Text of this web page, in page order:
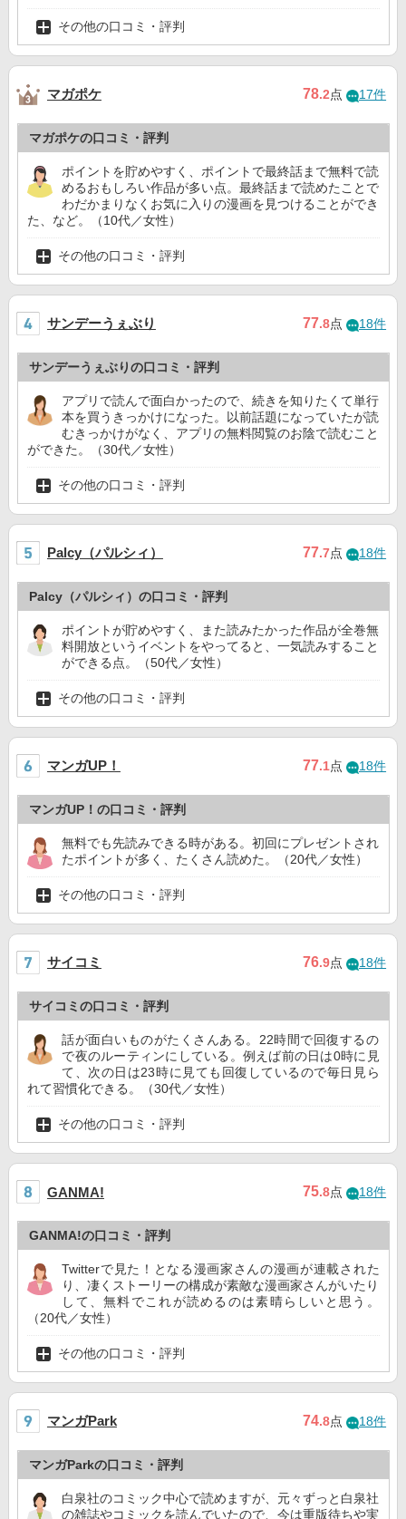
その他の口コミ・評判
マガポケ 78.2点 17件
マガポケの口コミ・評判
ポイントを貯めやすく、ポイントで最終話まで無料で読
めるおもしろい作品が多い点。最終話まで読めたことで
わだかまりなくお気に入りの漫画を見つけることができ
た、など。（10代／女性）
その他の口コミ・評判
サンデーうぇぶり 77.8点 18件
サンデーうぇぶりの口コミ・評判
アプリで読んで面白かったので、続きを知りたくて単行
本を買うきっかけになった。以前話題になっていたが読
むきっかけがなく、アプリの無料閲覧のお陰で読むこと
ができた。（30代／女性）
その他の口コミ・評判
Palcy（パルシィ） 77.7点 18件
Palcy（パルシィ）の口コミ・評判
ポイントが貯めやすく、また読みたかった作品が全巻無
料開放というイベントをやってると、一気読みすること
ができる点。（50代／女性）
その他の口コミ・評判
マンガUP！ 77.1点 18件
マンガUP！の口コミ・評判
無料でも先読みできる時がある。初回にプレゼントされ
たポイントが多く、たくさん読めた。（20代／女性）
その他の口コミ・評判
サイコミ 76.9点 18件
サイコミの口コミ・評判
話が面白いものがたくさんある。22時間で回復するの
で夜のルーティンにしている。例えば前の日は0時に見
て、次の日は23時に見ても回復しているので毎日見ら
れて習慣化できる。（30代／女性）
その他の口コミ・評判
GANMA! 75.8点 18件
GANMA!の口コミ・評判
Twitterで見た！となる漫画家さんの漫画が連載された
り、凄くストーリーの構成が素敵な漫画家さんがいたり
して、無料でこれが読めるのは素晴らしいと思う。
（20代／女性）
その他の口コミ・評判
マンガPark 74.8点 18件
マンガParkの口コミ・評判
白泉社のコミック中心で読めますが、元々ずっと白泉社
の雑誌やコミックを読んでいたので、今は重版待ちや実